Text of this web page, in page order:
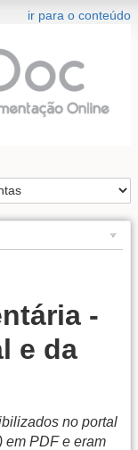
ir para o conteúdo
-
e da
no portal
em PDF e eram